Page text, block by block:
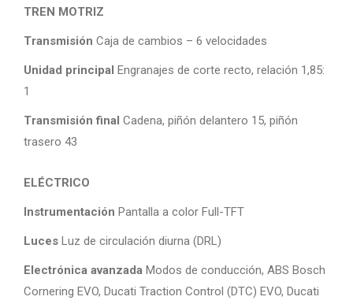
TREN MOTRIZ
Transmisión Caja de cambios – 6 velocidades
Unidad principal Engranajes de corte recto, relación 1,85:
1
Transmisión final Cadena, piñón delantero 15, piñón
trasero 43
ELÉCTRICO
Instrumentación Pantalla a color Full-TFT
Luces Luz de circulación diurna (DRL)
Electrónica avanzada Modos de conducción, ABS Bosch
Cornering EVO, Ducati Traction Control (DTC) EVO, Ducati